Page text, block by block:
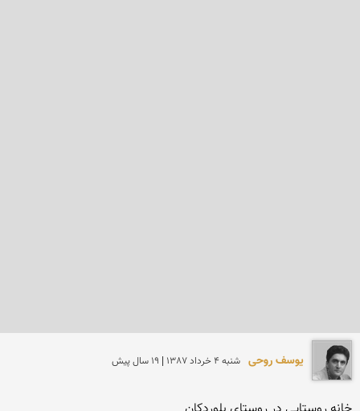
یوسف روحی شنبه 4 خرداد 1387 | 19 سال پیش